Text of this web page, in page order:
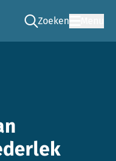
Zoeken
Ga naar de zoek